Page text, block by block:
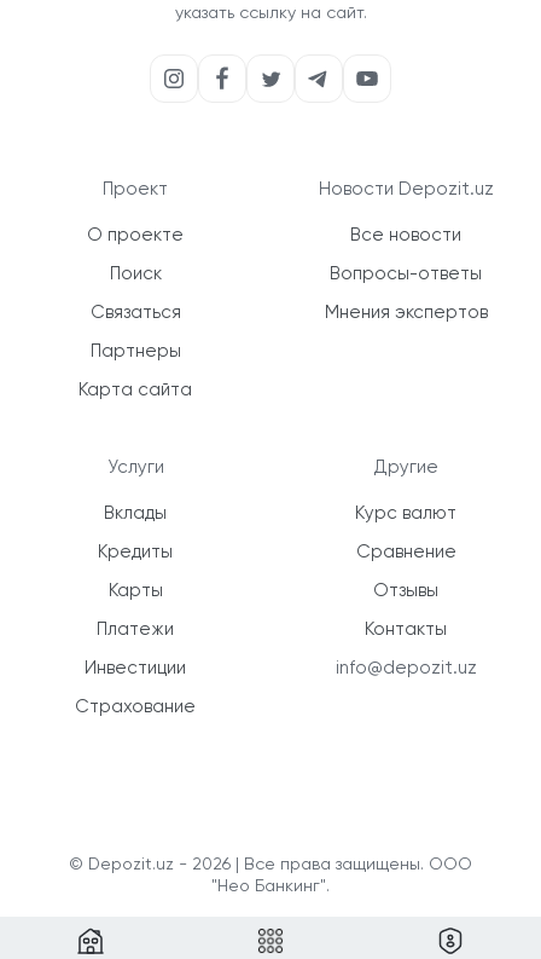
указать ссылку на сайт.
Проект
О проекте
Поиск
Связаться
Партнеры
Карта сайта
Услуги
Вклады
Кредиты
Карты
Платежи
Инвестиции
Страхование
Новости Depozit.uz
Все новости
Вопросы-ответы
Мнения экспертов
Другие
Курс валют
Сравнение
Отзывы
Контакты
info@depozit.uz
© Depozit.uz - 2026 | Все права защищены. ООО
"Нео Банкинг".